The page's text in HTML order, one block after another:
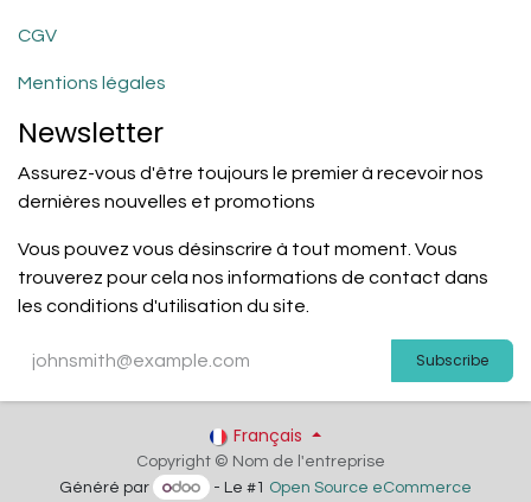
CGV
Mentions légales
Newsletter
Assurez-vous d'être toujours le premier à recevoir nos
dernières nouvelles et promotions
Vous pouvez vous désinscrire à tout moment. Vous
trouverez pour cela nos informations de contact dans
les conditions d'utilisation du site.
Subscribe
Copyright © Nom de l'entreprise
Français
Généré par - Le #1 Open Source eCommerce